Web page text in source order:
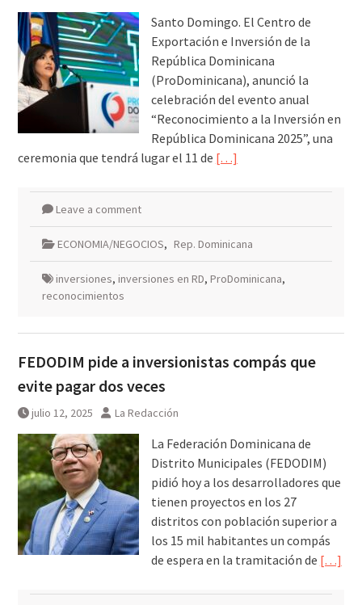
Santo Domingo. El Centro de
Exportación e Inversión de la
República Dominicana
(ProDominicana), anunció la
celebración del evento anual
“Reconocimiento a la Inversión en
República Dominicana 2025”, una
ceremonia que tendrá lugar el 11 de […]
Leave a comment
ECONOMIA/NEGOCIOS, Rep. Dominicana
inversiones, inversiones en RD, ProDominicana,
reconocimientos
FEDODIM pide a inversionistas compás que
evite pagar dos veces
julio 12, 2025 La Redacción
La Federación Dominicana de
Distrito Municipales (FEDODIM)
pidió hoy a los desarrolladores que
tienen proyectos en los 27
distritos con población superior a
los 15 mil habitantes un compás
de espera en la tramitación de […]